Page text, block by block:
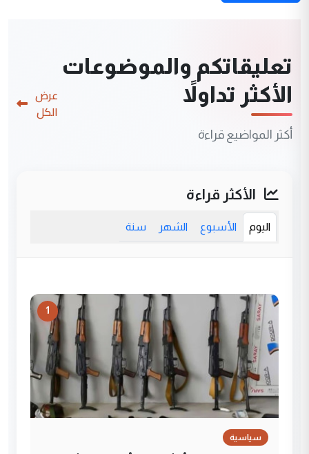
تعليقاتكم والموضوعات
الأكثر تداولاً
أكثر المواضيع قراءة
عرض
الكل
الأكثر قراءة
اليوم الأسبوع الشهر سنة
1
سياسية